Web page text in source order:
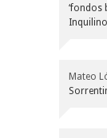
‘fondos
Mateo